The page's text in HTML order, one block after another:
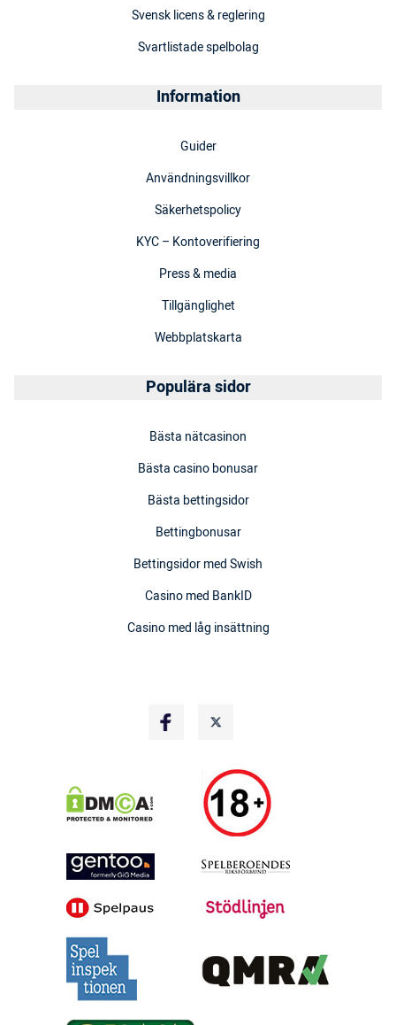
Svensk licens & reglering
Svartlistade spelbolag
Information
Guider
Användningsvillkor
Säkerhetspolicy
KYC – Kontoverifiering
Press & media
Tillgänglighet
Webbplatskarta
Populära sidor
Bästa nätcasinon
Bästa casino bonusar
Bästa bettingsidor
Bettingbonusar
Bettingsidor med Swish
Casino med BankID
Casino med låg insättning